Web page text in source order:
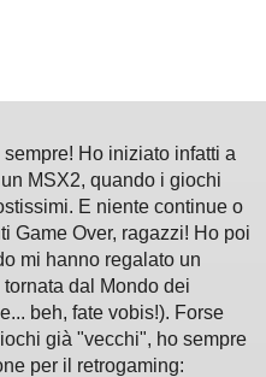
Ho iniziato infatti a
MSX2, quando i giochi
E niente continue o
Game Over, ragazzi! Ho poi
mi hanno regalato un
dal Mondo dei
beh, fate vobis!). Forse
già "vecchi", ho sempre
per il retrogaming: